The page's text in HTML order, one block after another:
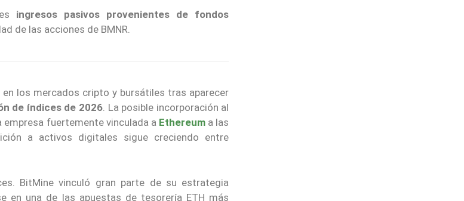
ingresos pasivos provenientes de fondos
de las acciones de BMNR.
los mercados cripto y bursátiles tras aparecer
de índices de 2026. La posible incorporación al
empresa fuertemente vinculada a Ethereum a las
a activos digitales sigue creciendo entre
BitMine vinculó gran parte de su estrategia
en una de las apuestas de tesorería ETH más